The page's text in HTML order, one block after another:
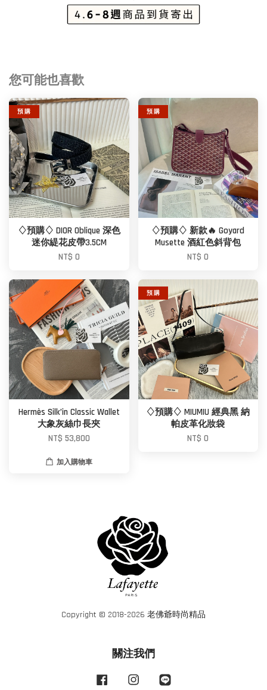
您可能也喜歡
預 購
♢預購♢ DIOR Oblique 深色
迷你緹花皮帶3.5CM
NT$ 0
預 購
♢預購♢ 新款🔥 Goyard
Musette 酒紅色斜背包
NT$ 0
Hermès Silk’in Classic Wallet
大象灰絲巾長夾
NT$ 53,800
加入購物車
預 購
♢預購♢ MIUMIU 經典黑 納
帕皮革化妝袋
NT$ 0
Copyright © 2018-2026 老佛爺時尚精品
關注我們
Facebook Instagram